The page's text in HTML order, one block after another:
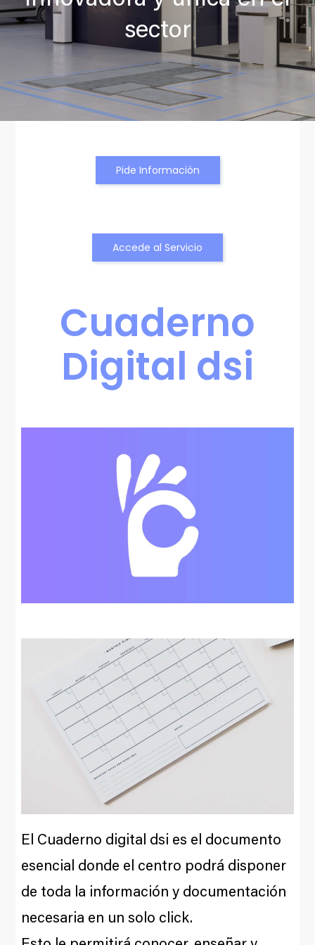
sector
Pide Información
Accede al Servicio
Cuaderno
Digital dsi
El Cuaderno digital dsi es el documento
esencial donde el centro podrá disponer
de toda la información y documentación
necesaria en un solo click.